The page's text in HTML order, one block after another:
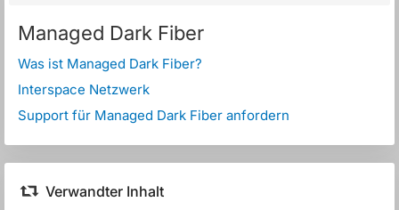
Managed Dark Fiber
Was ist Managed Dark Fiber?
Interspace Netzwerk
Support für Managed Dark Fiber anfordern
Verwandter Inhalt